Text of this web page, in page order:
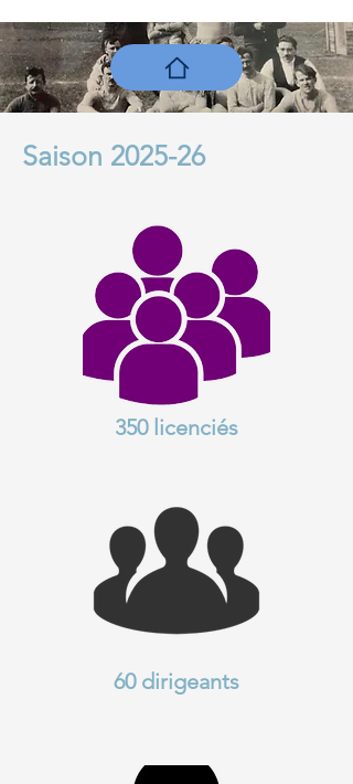
Saison 2025-26
350 licenciés
60 dirigeants